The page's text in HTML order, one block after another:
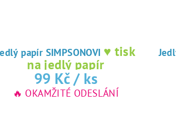
Jedlý papír SIMPSONOVI ♥ tisk
na jedlý papír
99 Kč/ ks
🔥 OKAMŽITÉ ODESLÁNÍ